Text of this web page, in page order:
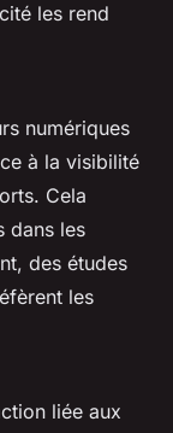
les rend
numériques
à la visibilité
Cela
dans les
des études
les
liée aux